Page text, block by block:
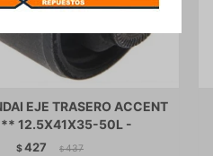
EJE TRASERO ACCENT
12.5X41X35-50L -
$427 $ 437